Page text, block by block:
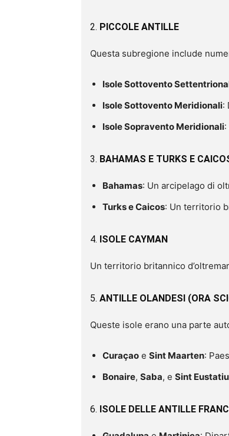
2. PICCOLE ANTILLE
Questa subregione include
Isole Sottovento
Isole Sottovento Meridionali:
Isole Sopravento Meridionali
3. BAHAMAS E TURKS E
Bahamas: Un arcipelago di
Turks e Caicos: Un territorio
4. ISOLE CAYMAN
Un territorio britannico
5. ANTILLE OLANDESI (ORA
Queste isole erano una parte
Curaçao e Sint Maarten:
Bonaire, Saba, e Sint
6. ISOLE DELLE ANTILLE